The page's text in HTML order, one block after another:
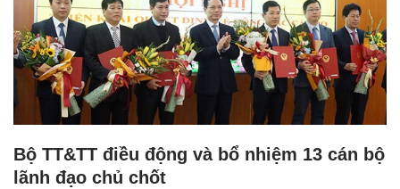
Bộ TT&TT điều động và bổ nhiệm 13 cán bộ
lãnh đạo chủ chốt